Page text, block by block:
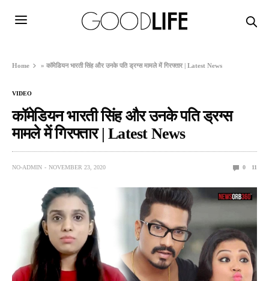
Home »कॉमेडियन भारती सिंह और उनके पति ड्रग्स मामले में गिरफ्तार | Latest News
VIDEO
कॉमेडियन भारती सिंह और उनके पति ड्रग्स
मामले में गिरफ्तार | Latest News
NO-ADMIN NOVEMBER 23, 2020 0 11